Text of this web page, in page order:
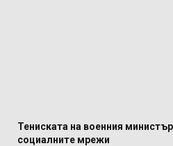
Тениската на военния
социалните мрежи